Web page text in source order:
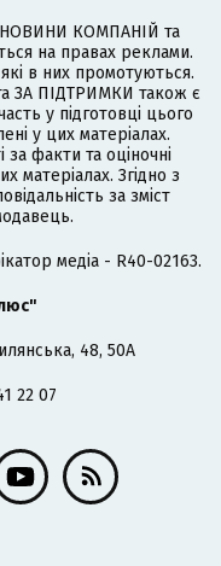
НОВИНИ КОМПАНІЙ та
на правах реклами.
в них промотуються.
ЗА ПІДТРИМКИ також є
у підготовці цього
у цих матеріалах.
за факти та оціночні
матеріалах. Згідно з
за зміст
медіа - R40-02163.
48, 50А
22 07